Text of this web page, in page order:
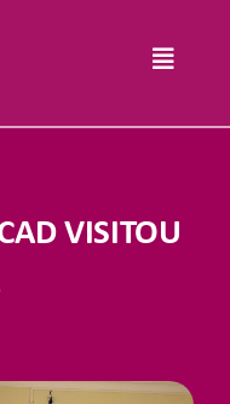
Toggle
VISITOU